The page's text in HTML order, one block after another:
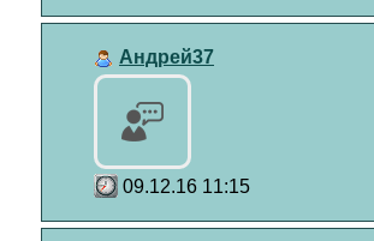
Андрей37
09.12.16 11:15